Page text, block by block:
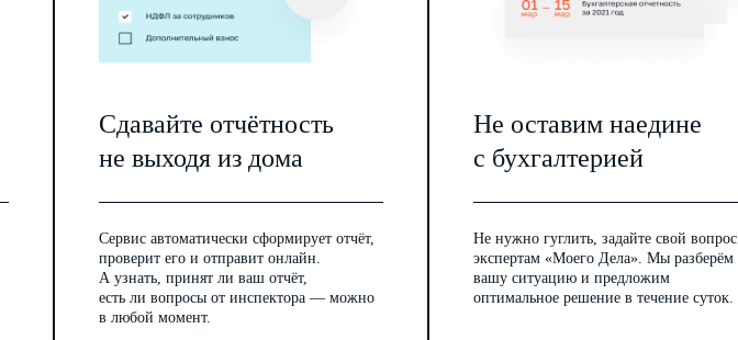
Сдавайте отчётность
не выходя из дома
Сервис автоматически сформирует отчёт,
проверит его и отправит онлайн.
А узнать, принят ли ваш отчёт,
есть ли вопросы от инспектора — можно
в любой момент.
Не оставим наедине
с бухгалтерией
Не нужно гуглить, задайте свой вопрос
экспертам «Моего Дела». Мы разберём
вашу ситуацию и предложим
оптимальное решение в течение суток.